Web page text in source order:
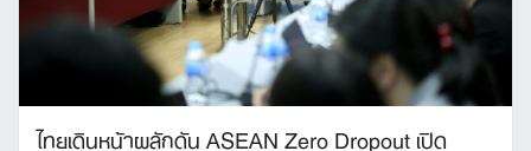
ไทยเดินหน้าผลักดัน ASEAN Zero Dropout เปิด